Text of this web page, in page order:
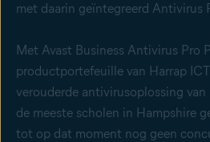
met daarin geïntegreerd Antivirus
Met Avast Business Antivirus Pro
productportefeuille van Harrap
verouderde antivirusoplossing
de meeste scholen in Hampshire
tot op dat moment nog geen